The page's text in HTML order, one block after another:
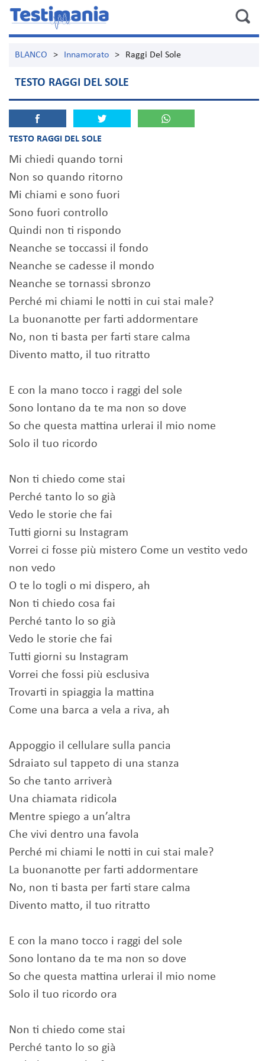
BLANCO > Innamorato > Raggi Del Sole
TESTO RAGGI DEL SOLE
TESTO RAGGI DEL SOLE
Mi chiedi quando torni
Non so quando ritorno
Mi chiami e sono fuori
Sono fuori controllo
Quindi non ti rispondo
Neanche se toccassi il fondo
Neanche se cadesse il mondo
Neanche se tornassi sbronzo
Perché mi chiami le notti in cui stai male?
La buonanotte per farti addormentare
No, non ti basta per farti stare calma
Divento matto, il tuo ritratto
E con la mano tocco i raggi del sole
Sono lontano da te ma non so dove
So che questa mattina urlerai il mio nome
Solo il tuo ricordo
Non ti chiedo come stai
Perché tanto lo so già
Vedo le storie che fai
Tutti giorni su Instagram
Vorrei ci fosse più mistero Come un vestito vedo
non vedo
O te lo togli o mi dispero, ah
Non ti chiedo cosa fai
Perché tanto lo so già
Vedo le storie che fai
Tutti giorni su Instagram
Vorrei che fossi più esclusiva
Trovarti in spiaggia la mattina
Come una barca a vela a riva, ah
Appoggio il cellulare sulla pancia
Sdraiato sul tappeto di una stanza
So che tanto arriverà
Una chiamata ridicola
Mentre spiego a un’altra
Che vivi dentro una favola
Perché mi chiami le notti in cui stai male?
La buonanotte per farti addormentare
No, non ti basta per farti stare calma
Divento matto, il tuo ritratto
E con la mano tocco i raggi del sole
Sono lontano da te ma non so dove
So che questa mattina urlerai il mio nome
Solo il tuo ricordo ora
Non ti chiedo come stai
Perché tanto lo so già